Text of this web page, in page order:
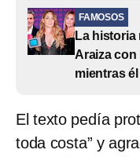
FAMOSOS
La historia
Araiza con
mientras
El texto pedía
toda costa” y